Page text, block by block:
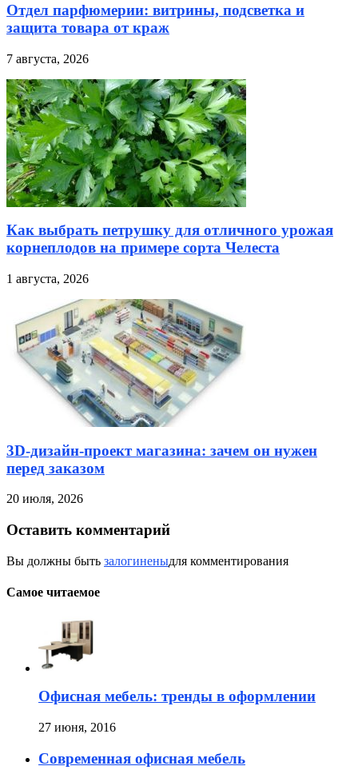
Отдел парфюмерии: витрины, подсветка и
защита товара от краж
7 августа, 2026
Как выбрать петрушку для отличного урожая
корнеплодов на примере сорта Челеста
1 августа, 2026
3D-дизайн-проект магазина: зачем он нужен
перед заказом
20 июля, 2026
Оставить комментарий
Вы должны быть залогиненыдля комментирования
Самое читаемое
Офисная мебель: тренды в оформлении
27 июня, 2016
Современная офисная мебель